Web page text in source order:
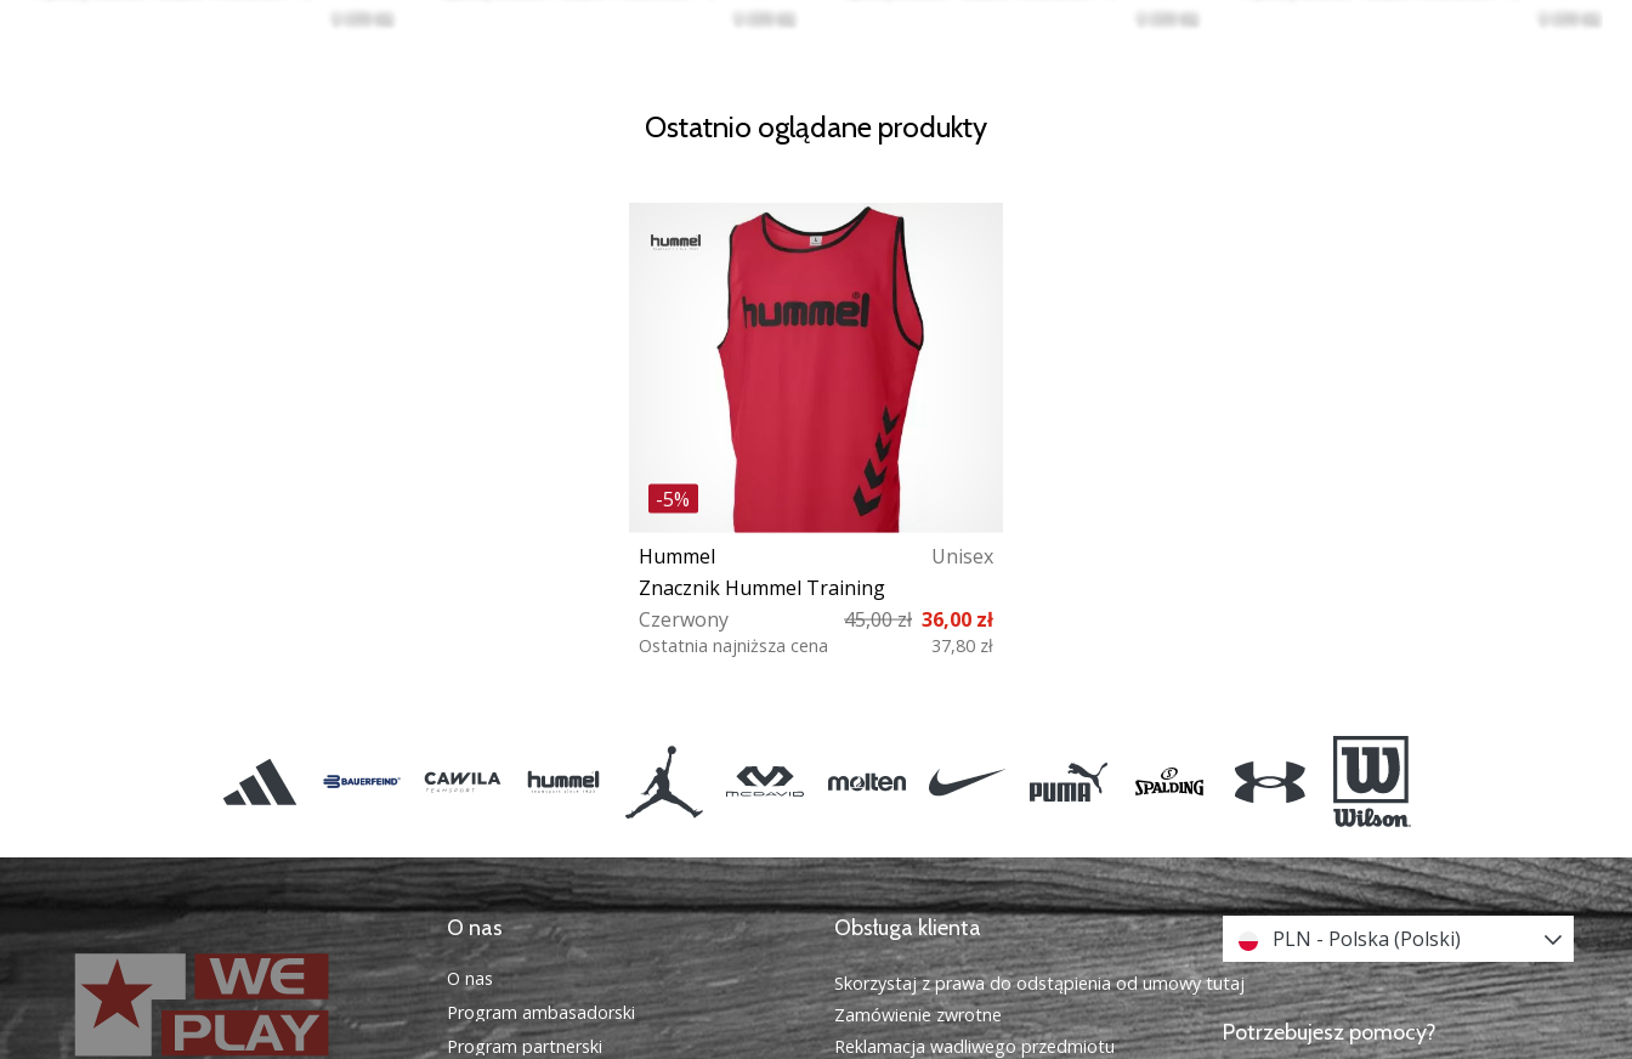
Ostatnio oglądane produkty
-5%
Hummel
Unisex
Znacznik Hummel Training
Czerwony
45,00 zł 36,00 zł
Ostatnia najniższa cena 37,80 zł
O nas
O nas
Program ambasadorski
Program partnerski
Obsługa klienta
Skorzystaj z prawa do odstąpienia od umowy tutaj
Zamówienie zwrotne
Reklamacja wadliwego przedmiotu
PLN - Polska (Polski)
Potrzebujesz pomocy?